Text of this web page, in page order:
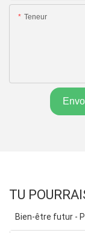
Teneur
TU
Bien-être futur -